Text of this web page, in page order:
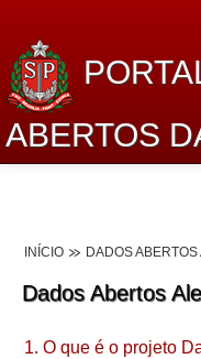
ABERTOS
Lei de Acesso à
Dados
INÍCIO DADOS
Dados Abertos
1. O que é o projeto